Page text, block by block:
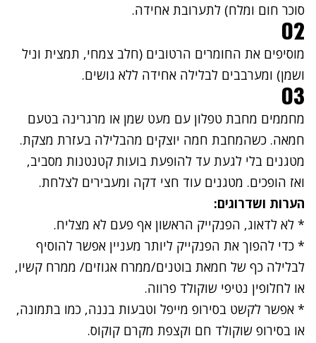
סוכר חום ומלח) לתערובת אחידה.
02
מוסיפים את החומרים הרטובים (חלב צמחי, תמצית וניל
ושמן) ומערבבים לבלילה אחידה ללא גושים.
03
מחממים מחבת טפלון עם מעט שמן או מרגרינה בטעם
חמאה. כשהמחבת חמה יוצקים מהבלילה בעזרת מצקת.
מטגנים בלי לגעת עד להופעת בועות קטנטנות מסביב,
ואז הופכים. מטגנים עוד חצי דקה ומעבירים לצלחת.
הערות ושדרוגים:
* לא לדאוג, הפנקייק הראשון אף פעם לא מצליח.
* כדי להפוך את הפנקייק ליותר מעניין אפשר להוסיף
לבלילה כף של חמאת בוטנים/ממרח אגוזים/ ממרח קשיו,
או לחלופין נטיפי שוקולד פרווה.
* אפשר לקשט בסירופ מייפל וטבעות בננה, כמו בתמונה,
או בסירופ שוקולד חם וקצפת מקרם קוקוס.